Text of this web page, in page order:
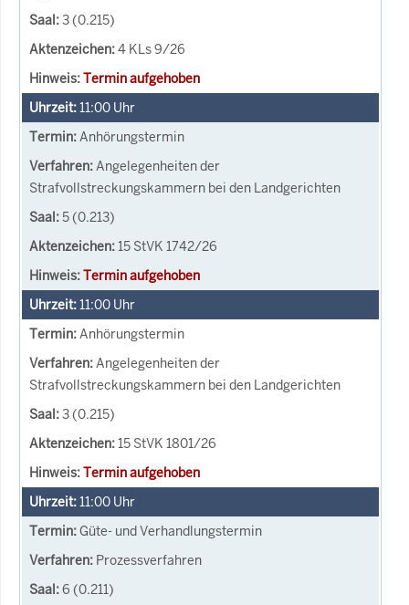
3 (0.215)
4 KLs 9/26
Termin aufgehoben
11:00 Uhr
Anhörungstermin
Angelegenheiten der
Strafvollstreckungskammern bei den Landgerichten
5 (0.213)
15 StVK 1742/26
Termin aufgehoben
11:00 Uhr
Anhörungstermin
Angelegenheiten der
Strafvollstreckungskammern bei den Landgerichten
3 (0.215)
15 StVK 1801/26
Termin aufgehoben
11:00 Uhr
Güte- und Verhandlungstermin
Prozessverfahren
6 (0.211)